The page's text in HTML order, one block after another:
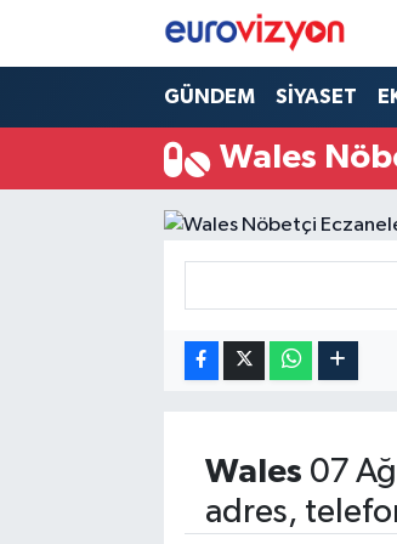
GÜNDEM SİYASET
Wales
Wales 07
adres,